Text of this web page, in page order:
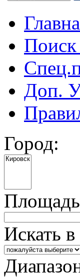
Поиск
Доп.
Город:
Искать в